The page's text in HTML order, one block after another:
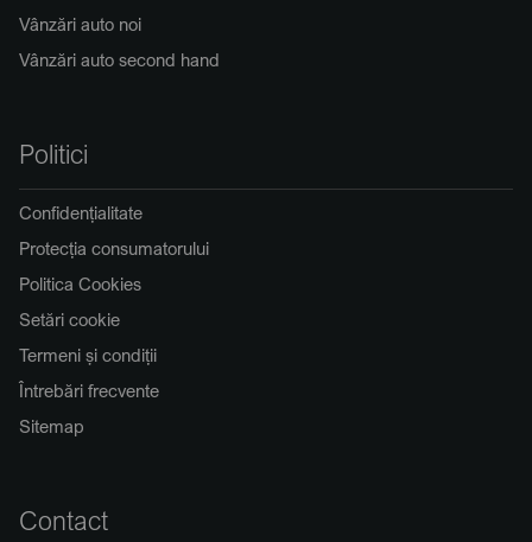
Vânzări auto noi
Vânzări auto second hand
Politici
Confidențialitate
Protecția consumatorului
Politica Cookies
Setări cookie
Termeni și condiții
Întrebări frecvente
Sitemap
Contact